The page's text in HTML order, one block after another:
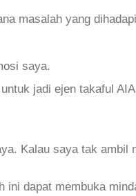
masalah yang
saya.
jadi ejen takaful
Kalau saya tak ambil
ini dapat membuka